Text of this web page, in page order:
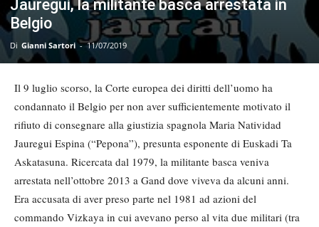
Jauregui, la militante basca arrestata in
Belgio
Di Gianni Sartori - 11/07/2019
Il 9 luglio scorso, la Corte europea dei diritti dell’uomo ha
condannato il Belgio per non aver sufficientemente motivato il
rifiuto di consegnare alla giustizia spagnola Maria Natividad
Jauregui Espina (“Pepona”), presunta esponente di Euskadi Ta
Askatasuna. Ricercata dal 1979, la militante basca veniva
arrestata nell’ottobre 2013 a Gand dove viveva da alcuni anni.
Era accusata di aver preso parte nel 1981 ad azioni del
commando Vizkaya in cui avevano perso al vita due militari (tra